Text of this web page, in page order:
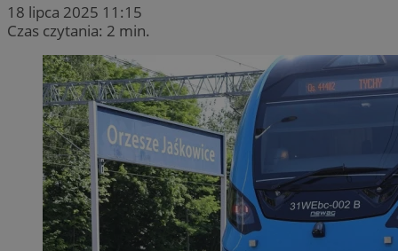
18 lipca 2025 11:15
Czas czytania: 2 min.